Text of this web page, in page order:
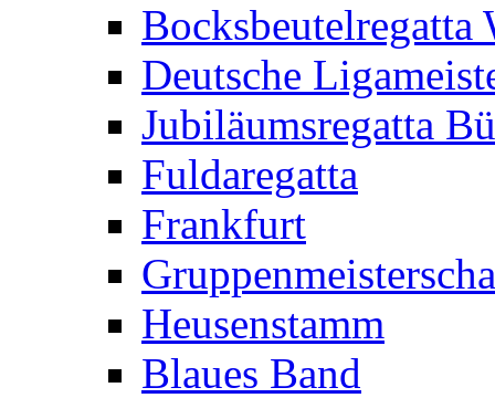
Bocksbeutelregatta
Deutsche
Jubiläumsregatta
Fuldaregatta
Frankfurt
Heusenstamm
Blaues Band